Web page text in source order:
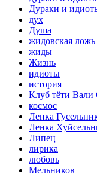
Дураки и
дух
Душа
жидовская ложь
жиды
Жизнь
идиоты
история
Клуб тёти Вали
космос
Ленка
Ленка
Липец
лирика
любовь
Мельников